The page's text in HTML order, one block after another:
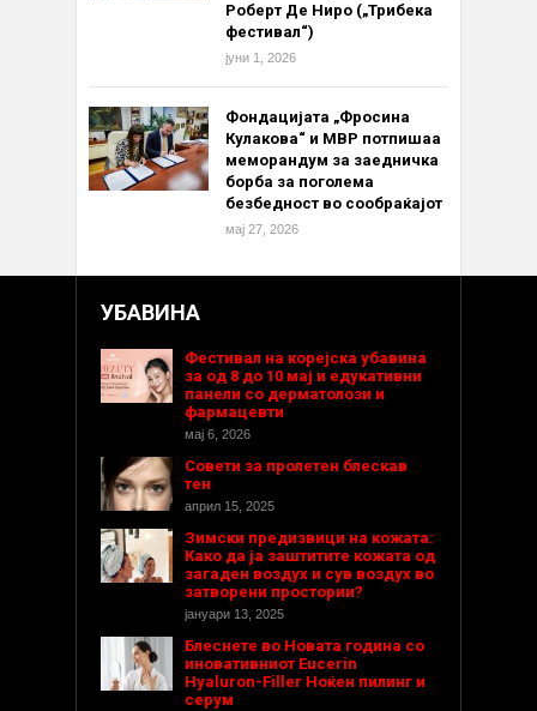
Роберт Де Ниро („Трибека
фестивал“)
јуни 1, 2026
Фондацијата „Фросина
Кулакова“ и МВР потпишаа
меморандум за заедничка
борба за поголема
безбедност во сообраќајот
мај 27, 2026
УБАВИНА
Фестивал на корејска убавина
за од 8 до 10 мај и едукативни
панели со дерматолози и
фармацевти
мај 6, 2026
Совети за пролетен блескав
тен
април 15, 2025
Зимски предизвици на кожата:
Како да ја заштитите кожата од
загаден воздух и сув воздух во
затворени простории?
јануари 13, 2025
Блеснете во Новата година со
иновативниот Eucerin
Hyaluron-Filler Ноќен пилинг и
серум